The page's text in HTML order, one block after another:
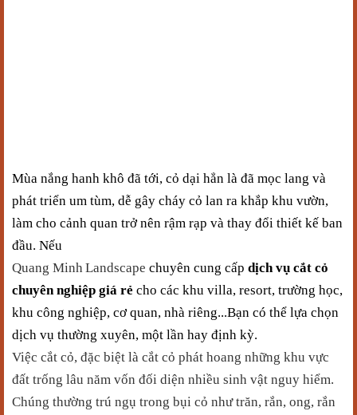
Mùa nắng hanh khô đã tới, cỏ dại hẳn là đã mọc lang và
phát triển um tùm, dễ gây cháy cỏ lan ra khắp khu vườn,
làm cho cảnh quan trở nên rậm rạp và thay đổi thiết kế ban
đầu. Nếu
Quang MinhLandscape chuyên cung cấp dịch vụ cắt cỏ
chuyên nghiệp giá rẻ cho các khu villa, resort, trường học,
khu công nghiệp, cơ quan, nhà riêng...Bạn có thể lựa chọn
dịch vụ thường xuyên, một lần hay định kỳ.
Việc cắt cỏ, đặc biệt là cắt cỏ phát hoang những khu vực
đất trống lâu năm vốn đối diện nhiều sinh vật nguy hiểm.
Chúng thường trú ngụ trong bụi cỏ như trăn, rắn, ong, rắn